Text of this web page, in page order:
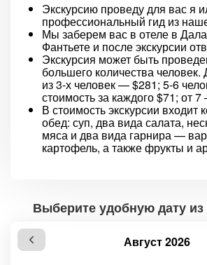
Экскурсию проведу для вас я
профессиональный гид из
Мы заберем вас в отеле в
Фантьете и после экскурсии
Экскурсия может быть
большего количества
из 3-х человек — $281; 5-6
стоимость за каждого $71; от
В стоимость экскурсии входит
обед: суп, два вида салата,
мяса и два вида гарнира —
картофель, а также фрукты и
Выберите удобную дату из
Август 2026